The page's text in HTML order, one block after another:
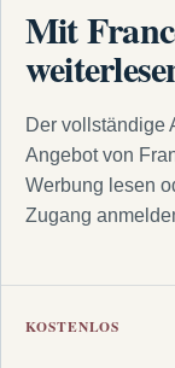
Mit
Der vollständige
Angebot von
Werbung lesen
Zugang
KOSTENLOS